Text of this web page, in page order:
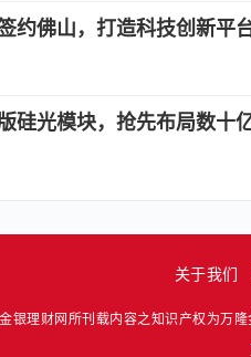
约佛山，打造科技创新平
硅光模块，抢先布局数十
关于我们
银理财网所刊载内容之知识产权为万